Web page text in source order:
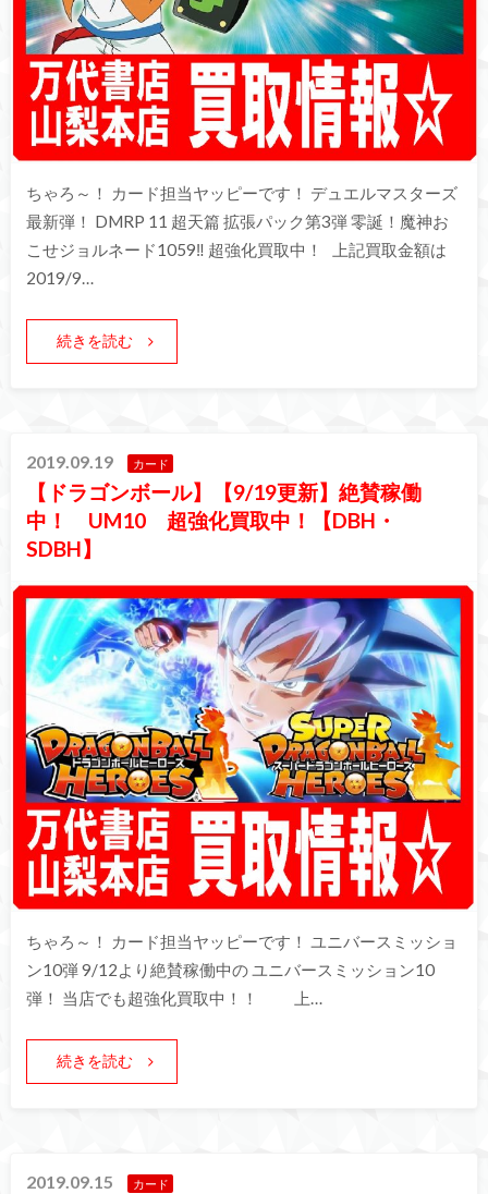
ちゃろ～！ カード担当ヤッピーです！ デュエルマスターズ
最新弾！ DMRP 11 超天篇 拡張パック第3弾 零誕！魔神お
こせジョルネード1059‼︎ 超強化買取中！ 上記買取金額は
2019/9…
続きを読む
2019.09.19 カード
【ドラゴンボール】【9/19更新】絶賛稼働
中！ UM10 超強化買取中！【DBH・
SDBH】
ちゃろ～！ カード担当ヤッピーです！ ユニバースミッショ
ン10弾 9/12より絶賛稼働中の ユニバースミッション10
弾！ 当店でも超強化買取中！！ 上…
続きを読む
2019.09.15 カード